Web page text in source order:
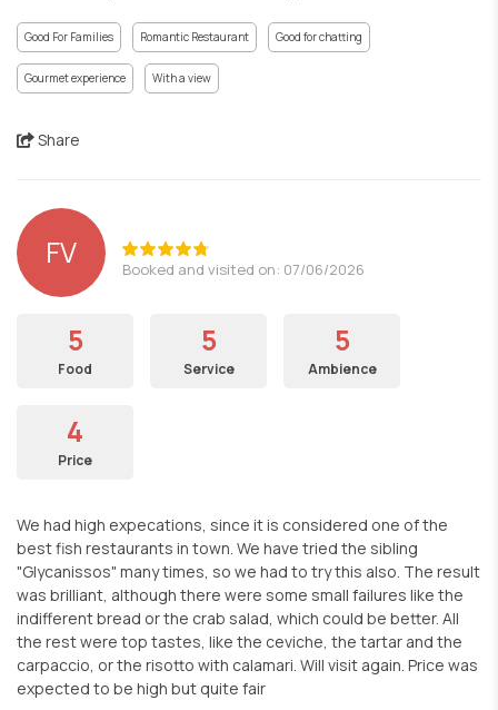
Good For Families Romantic Restaurant Good for chatting
Gourmet experience With a view
Share
FV Booked and visited on: 07/06/2026
5
Food
5
Service
5
Ambience
4
Price
We had high expecations, since it is considered one of the
best fish restaurants in town. We have tried the sibling
"Glycanissos" many times, so we had to try this also. The result
was brilliant, although there were some small failures like the
indifferent bread or the crab salad, which could be better. All
the rest were top tastes, like the ceviche, the tartar and the
carpaccio, or the risotto with calamari. Will visit again. Price was
expected to be high but quite fair